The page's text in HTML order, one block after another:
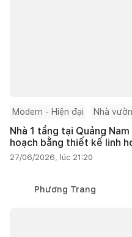
Modern - Hiện đại Nhà vườn
Nhà 1 tầng tại Quảng
hoạch bằng thiết kế linh
27/06/2026, lúc 21:20
Phương Trang